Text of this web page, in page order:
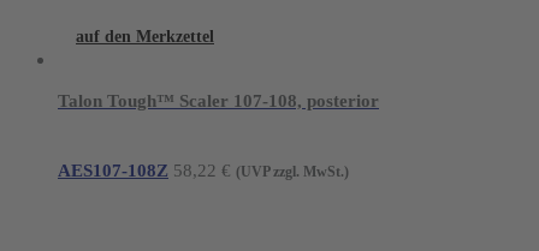
auf den Merkzettel
Talon Tough™ Scaler 107-108, posterior
AES107-108Z 58,22 € (UVP zzgl. MwSt.)